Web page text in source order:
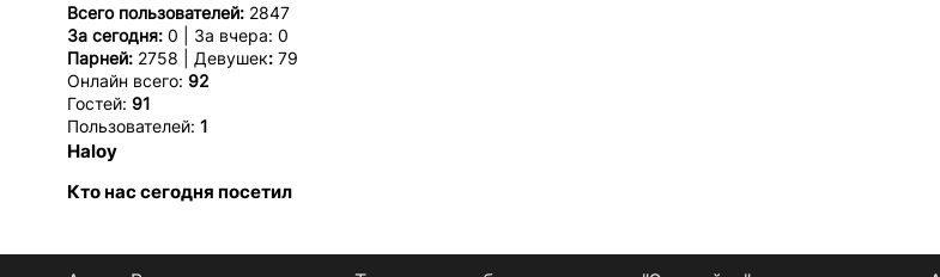
Всего пользователей: 2847
За сегодня: 0 | За вчера: 0
Парней: 2758 | Девушек:79
Онлайн всего: 92
Гостей: 91
Пользователей: 1
Haloy
Кто нас сегодня посетил